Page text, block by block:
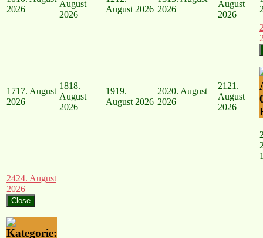
2026
August
2026
August 2026 2026
August
2026
1717. August
2026
1818.
August
2026
1919.
August 2026
2020. August
2026
21 21.
August
2026
2424. August
2026
Close